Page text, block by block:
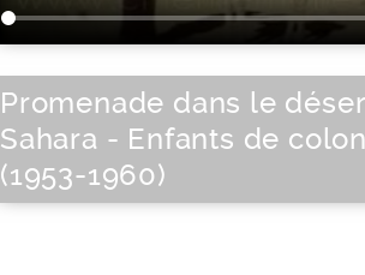
Promenade dans le
Sahara - Enfants de
(1953-1960)